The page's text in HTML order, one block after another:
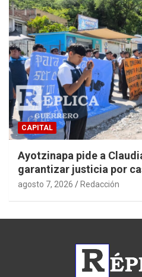
CAPITAL
Ayotzinapa pide a
garantizar justicia por
agosto 7, 2026 Redacción